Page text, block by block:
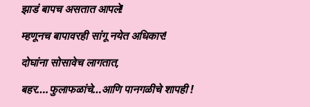
झाडं बापच असतात आपले!
म्हणूनच बापावरही सांगू नयेत अधिकार!
दोघांना सोसावेच लागतात,
बहर….फुलाफळांचे…आणि पानगळीचे शापही !